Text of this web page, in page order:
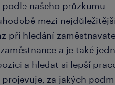
našeho průzkumu
mezi
při hledání
a je také
a hledat si lepší
za jakých